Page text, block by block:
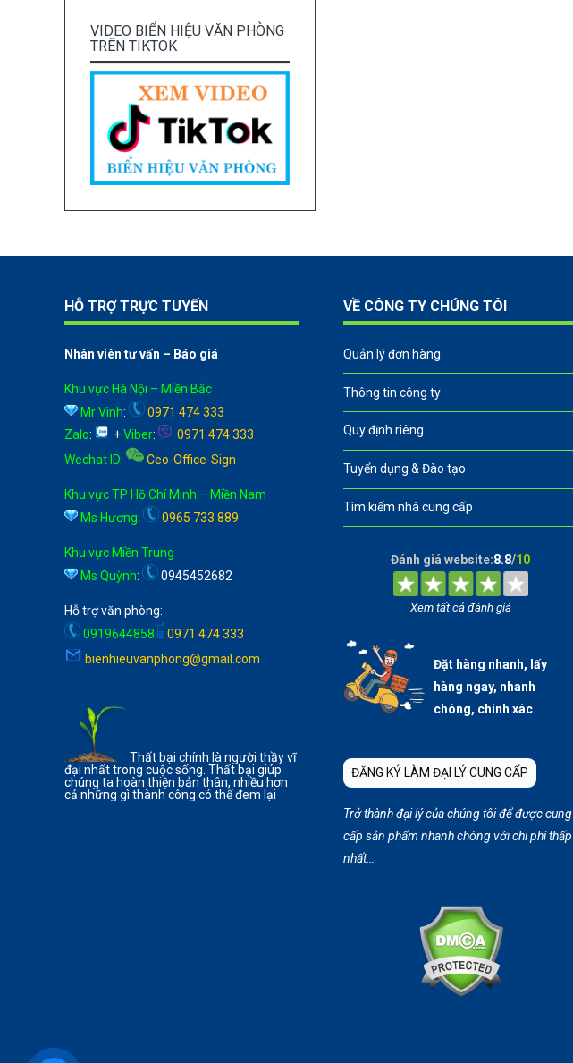
VIDEO BIỂN HIỆU VĂN PHÒNG
TRÊN TIKTOK
HỖ TRỢ TRỰC TUYẾN
Nhân viên tư vấn – Báo giá
Khu vực Hà Nội – Miền Bắc
Mr Vinh:
0971 474 333
Zalo: +Viber:
0971 474 333
Wechat ID: Ceo-Office-Sign
Khu vực TP Hồ Chí Minh – Miền Nam
Ms Hương: 0965 733 889
Khu vực Miền Trung
Ms Quỳnh: 0945452682
Hỗ trợ văn phòng:
0919644858
0971 474 333
bienhieuvanphong@gmail.com
Thất bại chính là người thầy vĩ
đại nhất trong cuộc sống. Thất bại giúp
chúng ta hoàn thiện bản thân, nhiều hơn
cả những gì thành công có thể đem lại
VỀ CÔNG TY CHÚNG TÔI
Quản lý đơn hàng
Thông tin công ty
Quy định riêng
Tuyển dụng & Đào tạo
Tìm kiếm nhà cung cấp
Đánh giá website:8.8/10
Xem tất cả đánh giá
Đặt hàng nhanh, lấy
hàng ngay, nhanh
chóng, chính xác
ĐĂNG KÝ LÀM ĐẠI LÝ CUNG CẤP
Trở thành đại lý của chúng tôi để được cung
cấp sản phẩm nhanh chóng với chi phí thấp
nhất…